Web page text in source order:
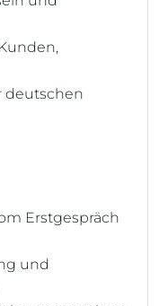
deutschen
Erstgespräch
und